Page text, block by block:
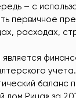
– с
первичное
расходах,
баланс